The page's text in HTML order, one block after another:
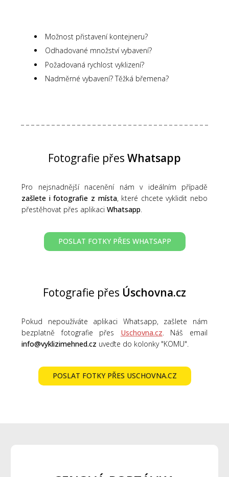
Možnost přistavení kontejneru?
Odhadované množství vybavení?
Požadovaná rychlost vyklizení?
Nadměrné vybavení? Těžká břemena?
Fotografie přes Whatsapp
Pro nejsnadnější nacenění nám v ideálním případě
zašlete i fotografie z místa, které chcete vyklidit nebo
přestěhovat přes aplikaci Whatsapp
POSLAT FOTKY PŘES WHATSAPP
Fotografie přes Úschovna.cz
Pokud nepoužíváte aplikaci Whatsapp, zašlete nám
bezplatně fotografie přes Uschovna.cz . Náš email
info@vyklizimehned.cz uveďte do kolonky "KOMU".
POSLAT FOTKY PŘES USCHOVNA.CZ